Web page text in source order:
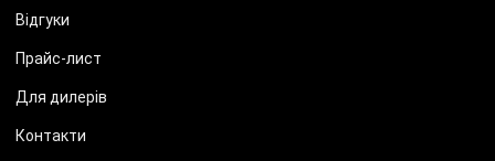
Відгуки
Прайс-лист
Для дилерів
Контакти